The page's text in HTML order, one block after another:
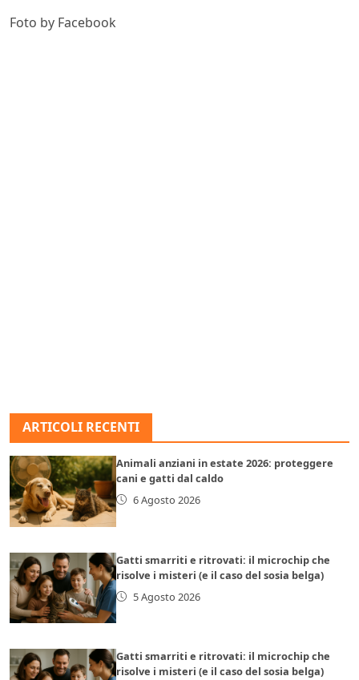
Foto by Facebook
ARTICOLI RECENTI
Animali anziani in estate 2026: proteggere
cani e gatti dal caldo
6 Agosto 2026
Gatti smarriti e ritrovati: il microchip che
risolve i misteri (e il caso del sosia belga)
5 Agosto 2026
Gatti smarriti e ritrovati: il microchip che
risolve i misteri (e il caso del sosia belga)